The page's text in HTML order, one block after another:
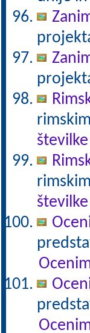
številke